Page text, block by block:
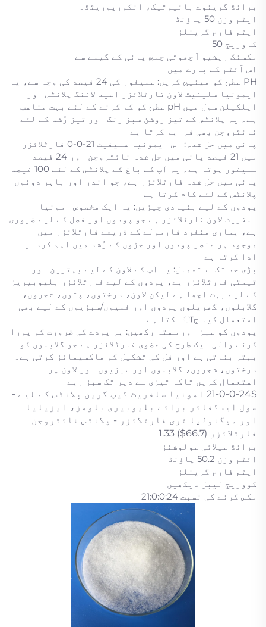
برانڈ گرینوے بائیوتیک، انکورپوریٹڈ۔
ایٹم وزن 50 پاؤنڈ
ایٹم فارم گرینلز
کاوریج 50
مکسنگ ریشیو 1 چھوٹی چمچ پانی کے گیلے سے
اس آئٹم کے بارے میں
PH سطح کو مینیج کریں: سلیفور کی 24 فیصد کی وجہ سے، یہ
ایمونیا سلیفیٹ لاون فارٹلائزر اسید لافنگ پلانٹس اور
ایلکیلن سول میں pH سطح کو کم کرنے کے لئے بہت مناسب
ہے۔ یہ پلانٹس کے تیز روشن سبز رنگ اور تیز رُشد کے لئے
نائٹروجن بھی فراہم کرتا ہے
پانی میں حل شدہ: اس ایمونیا سلیفیٹ 21-0-0 فارٹلائزر
میں 21 فیصد پانی میں حل شدہ نائٹروجن اور 24 فیصد
سلیفور ہوتا ہے۔ یہ آپ کے باغ کے پلانٹس کے لئے 100 فیصد
پانی میں حل شدہ فارٹلائزر ہے، جو اندر اور باہر دونوں
پلانٹس کے لئے کام کرتا ہے
پودوں کے لیے بنیادی چیزیں: یہ ایک مخصوص امونیا
سلفریٹ لاون فارٹلائزر ہے جو پودوں اور فصل کے لیے ضروری
ہے، ہماری منفرد فارمولے کے ذریعے فارٹلائزر میں
موجود ہر عنصر پودوں اور جڑوں کے رُشد میں اہم کردار
ادا کرتا ہے
بڑی حد تک استعمال: یہ آپ کے لاون کے لیے بہترین اور
قیمتی فارٹلائزر ہے، پودوں کے لیے فارٹلائزر بلیوبیریز
کے لیے بہت اچھا ہے لیکن لاون، درختوں، پتوں، شجروں،
گلابلوں، گھریلوں پودوں اور فلیوں/سبزیوں کے لیے بھی
استعمال کیا جा سکتا ہے
پودوں کو سبز اور سستہ رکھیں: ہر پودے کی ضرورت کو پورا
کرنے والی ایک طرح کی عضوی فارٹلائزر ہے جو گلابلوں کو
بہتر بناتی ہے اور فل کی تشکیل کو ماکسیمائز کرتی ہے۔
درختوں، شجروں، گلابلوں اور سبزیوں اور لاون پر
استعمال کریں تاکہ تیزی سے دیر تک سبز رہے
21-0-0-24S امونیا سلفریٹ ڈیپ گرین پلانٹس کے لیے -
سول ایسڈفائر برائے بلیوبیری بلومز، ایزیلیا
اور میگنولیا ٹری فارٹلائزر - پلانٹس نائٹروجن
فارٹلائزر (66.7$) 1.33
برانڈ سپلائی سولوشنز
آئٹم وزن 50.2 پاؤنڈ
ایٹم فارم گرینلز
کووریج لیبل دیکھیں
مکس کرنے کی نسبت 21:0:0:24